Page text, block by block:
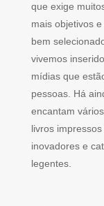
que exige
mais objetivos
bem
vivemos
mídias que
pessoas. Há
encantam
livros
inovadores e
legentes.